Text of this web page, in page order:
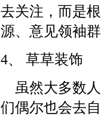
去关注，而是
源、意见领袖
4、 草草装饰
虽然大多数
们偶尔也会去